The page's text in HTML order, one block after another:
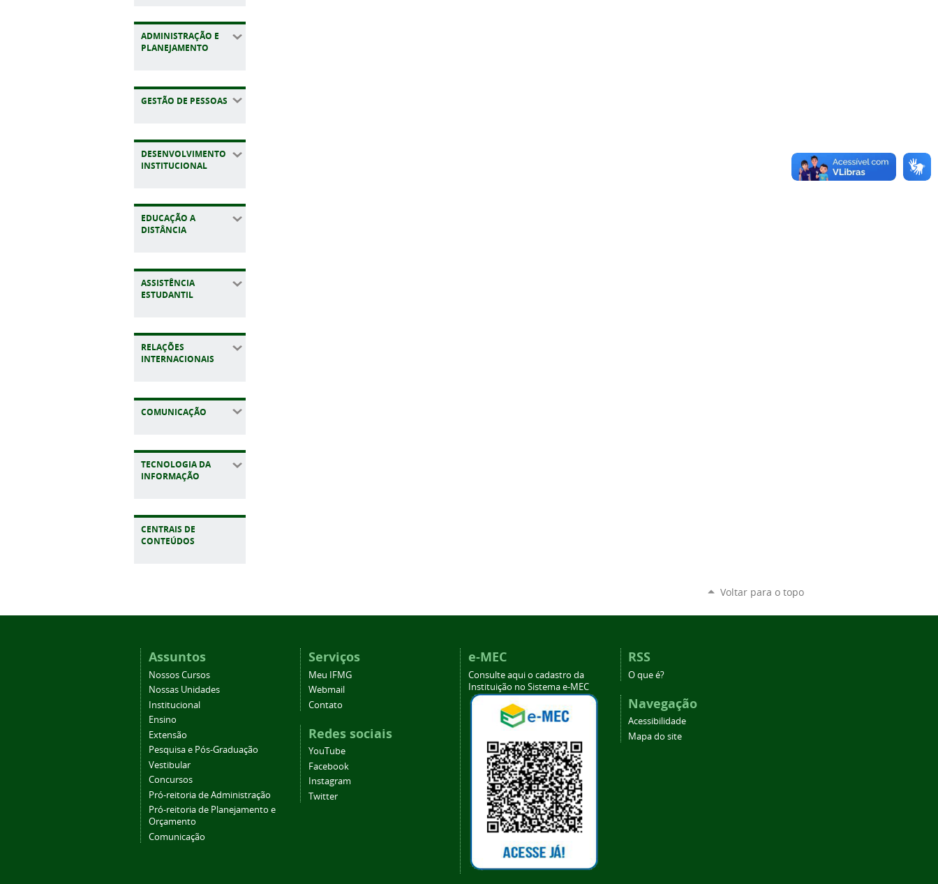
ADMINISTRAÇÃO E
PLANEJAMENTO
GESTÃO DE PESSOAS
DESENVOLVIMENTO
INSTITUCIONAL
EDUCAÇÃO A
DISTÂNCIA
ASSISTÊNCIA
ESTUDANTIL
RELAÇÕES
INTERNACIONAIS
COMUNICAÇÃO
TECNOLOGIA DA
INFORMAÇÃO
CENTRAIS DE
CONTEÚDOS
Voltar para o topo
Assuntos
Nossos Cursos
Nossas Unidades
Institucional
Ensino
Extensão
Pesquisa e Pós-Graduação
Vestibular
Concursos
Pró-reitoria de Administração
Pró-reitoria de Planejamento e
Orçamento
Comunicação
Serviços
Meu IFMG
Webmail
Contato
Redes sociais
YouTube
Facebook
Instagram
Twitter
e-MEC
Consulte aqui o cadastro da
Instituição no Sistema e-MEC
RSS
O que é?
Navegação
Acessibilidade
Mapa do site